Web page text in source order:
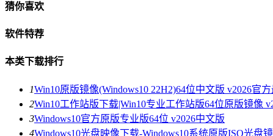
猜你喜欢
软件特荐
本类下载排行
1Win10原版镜像(Windows10 22H2)64位中文版 v2026官
2Win10工作站版下载|Win10专业工作站版64位原版镜像
3Windows10官方原版专业版64位 v2026中文版
4Windows10光盘映像下载-Windows10系统原版ISO光盘